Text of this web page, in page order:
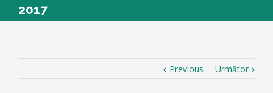
2017
Previous Următor